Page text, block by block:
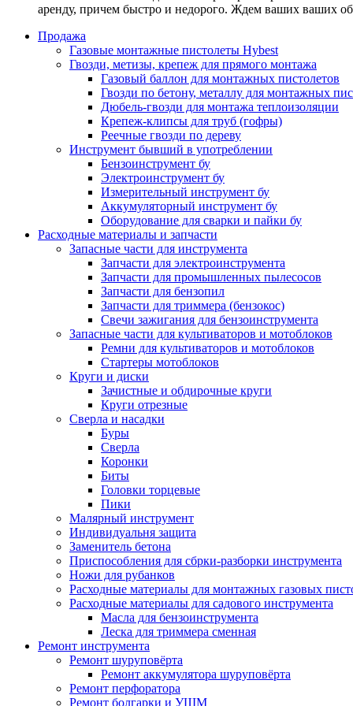
аренду, причем быстро и недорого. Ждем ваших ваших
Продажа
Газовые монтажные пистолеты Hybest
Гвозди, метизы, крепеж для прямого монтажа
Газовый баллон для монтажных пистолетов
Гвозди по бетону, металлу для монтажных
Дюбель-гвозди для монтажа теплоизоляции
Крепеж-клипсы для труб (гофры)
Реечные гвозди по дереву
Инструмент бывший в употреблении
Бензоинструмент бу
Электроинструмент бу
Измерительный инструмент бу
Аккумуляторный инструмент бу
Оборудование для сварки и пайки бу
Расходные материалы и запчасти
Запасные части для инструмента
Запчасти для электроинструмента
Запчасти для промышленных пылесосов
Запчасти для бензопил
Запчасти для триммера (бензокос)
Свечи зажигания для бензоинструмента
Запасные части для культиваторов и мотоблоков
Ремни для культиваторов и мотоблоков
Стартеры мотоблоков
Круги и диски
Зачистные и обдирочные круги
Круги отрезные
Сверла и насадки
Буры
Сверла
Коронки
Биты
Головки торцевые
Пики
Малярный инструмент
Индивидуальня защита
Заменитель бетона
Приспособления для сбрки-разборки инструмента
Ножи для рубанков
Расходные материалы для монтажных газовых
Расходные материалы для садового инструмента
Масла для бензоинструмента
Леска для триммера сменная
Ремонт инструмента
Ремонт шуруповёрта
Ремонт аккумулятора шуруповёрта
Ремонт перфоратора
Ремонт болгарки и УШМ